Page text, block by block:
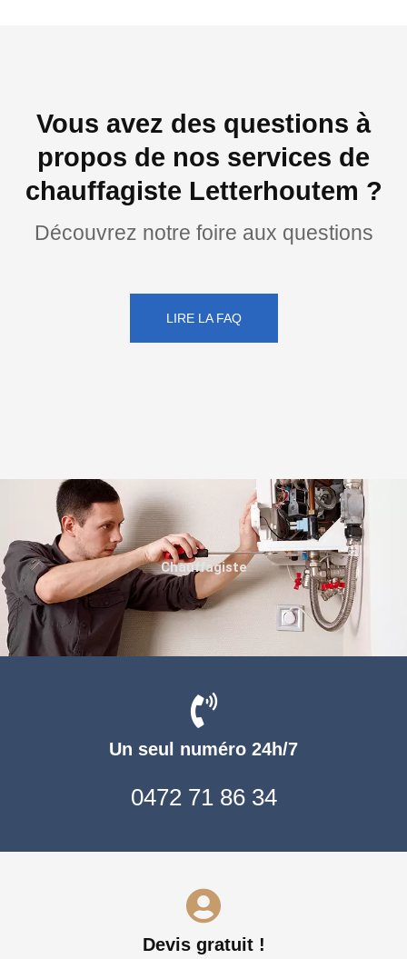
Vous avez des questions à
propos de nos services de
chauffagiste Letterhoutem ?
Découvrez notre foire aux questions
LIRE LA FAQ
Un seul numéro 24h/7
0472 71 86 34
Devis gratuit !
Chauffagiste